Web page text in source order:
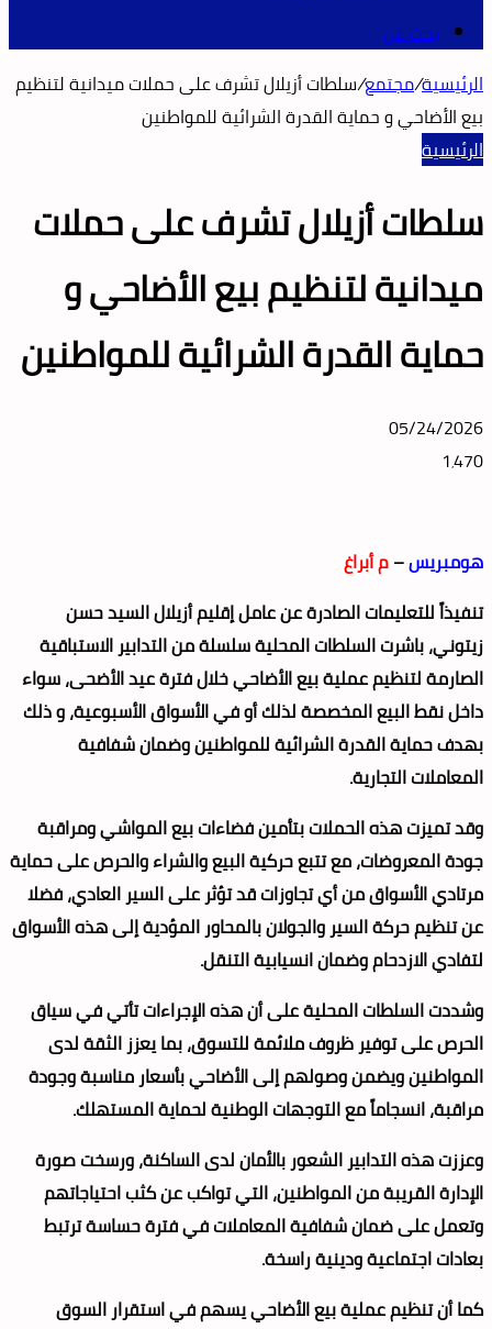
بحث عن
الرئيسية/مجتمع/سلطات أزيلال تشرف على حملات ميدانية لتنظيم
بيع الأضاحي و حماية القدرة الشرائية للمواطنين
الرئيسية
سلطات أزيلال تشرف على حملات
ميدانية لتنظيم بيع الأضاحي و
حماية القدرة الشرائية للمواطنين
05/24/2026
1٬470
هومبريس–م أبراغ
تنفيذاً للتعليمات الصادرة عن عامل إقليم أزيلال السيد حسن
زيتوني، باشرت السلطات المحلية سلسلة من التدابير الاستباقية
الصارمة لتنظيم عملية بيع الأضاحي خلال فترة عيد الأضحى، سواء
داخل نقط البيع المخصصة لذلك أو في الأسواق الأسبوعية، و ذلك
بهدف حماية القدرة الشرائية للمواطنين وضمان شفافية
المعاملات التجارية.
وقد تميزت هذه الحملات بتأمين فضاءات بيع المواشي ومراقبة
جودة المعروضات، مع تتبع حركية البيع والشراء والحرص على حماية
مرتادي الأسواق من أي تجاوزات قد تؤثر على السير العادي، فضلا
عن تنظيم حركة السير والجولان بالمحاور المؤدية إلى هذه الأسواق
لتفادي الازدحام وضمان انسيابية التنقل.
وشددت السلطات المحلية على أن هذه الإجراءات تأتي في سياق
الحرص على توفير ظروف ملائمة للتسوق، بما يعزز الثقة لدى
المواطنين ويضمن وصولهم إلى الأضاحي بأسعار مناسبة وجودة
مراقبة، انسجاماً مع التوجهات الوطنية لحماية المستهلك.
وعززت هذه التدابير الشعور بالأمان لدى الساكنة، ورسخت صورة
الإدارة القريبة من المواطنين، التي تواكب عن كثب احتياجاتهم
وتعمل على ضمان شفافية المعاملات في فترة حساسة ترتبط
بعادات اجتماعية ودينية راسخة.
كما أن تنظيم عملية بيع الأضاحي يسهم في استقرار السوق